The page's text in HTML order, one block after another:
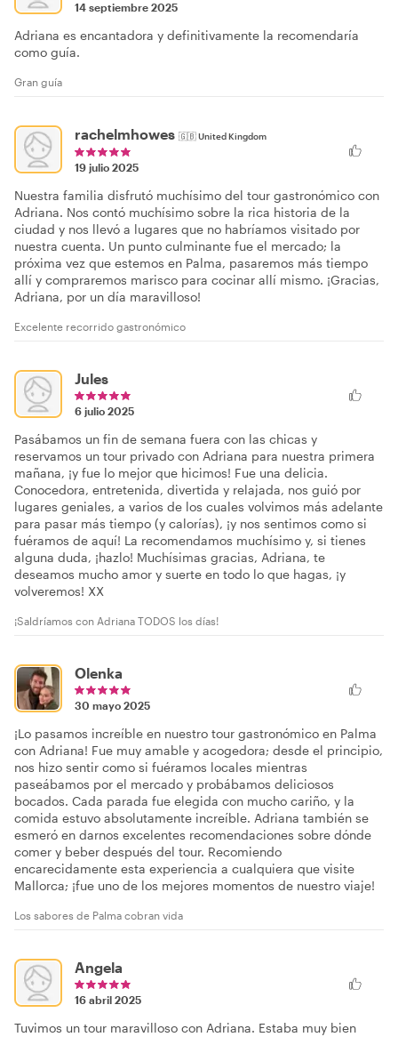
14 septiembre 2025
Adriana es encantadora y definitivamente la recomendaría
como guía.
Gran guía
rachelmhowes 🇬🇧United Kingdom
19 julio 2025
Nuestra familia disfrutó muchísimo del tour gastronómico con
Adriana. Nos contó muchísimo sobre la rica historia de la
ciudad y nos llevó a lugares que no habríamos visitado por
nuestra cuenta. Un punto culminante fue el mercado; la
próxima vez que estemos en Palma, pasaremos más tiempo
allí y compraremos marisco para cocinar allí mismo. ¡Gracias,
Adriana, por un día maravilloso!
Excelente recorrido gastronómico
Jules
6 julio 2025
Pasábamos un fin de semana fuera con las chicas y
reservamos un tour privado con Adriana para nuestra primera
mañana, ¡y fue lo mejor que hicimos! Fue una delicia.
Conocedora, entretenida, divertida y relajada, nos guió por
lugares geniales, a varios de los cuales volvimos más adelante
para pasar más tiempo (y calorías), ¡y nos sentimos como si
fuéramos de aquí! La recomendamos muchísimo y, si tienes
alguna duda, ¡hazlo! Muchísimas gracias, Adriana, te
deseamos mucho amor y suerte en todo lo que hagas, ¡y
volveremos! XX
¡Saldríamos con Adriana TODOS los días!
Olenka
30 mayo 2025
¡Lo pasamos increíble en nuestro tour gastronómico en Palma
con Adriana! Fue muy amable y acogedora; desde el principio,
nos hizo sentir como si fuéramos locales mientras
paseábamos por el mercado y probábamos deliciosos
bocados. Cada parada fue elegida con mucho cariño, y la
comida estuvo absolutamente increíble. Adriana también se
esmeró en darnos excelentes recomendaciones sobre dónde
comer y beber después del tour. Recomiendo
encarecidamente esta experiencia a cualquiera que visite
Mallorca; ¡fue uno de los mejores momentos de nuestro viaje!
Los sabores de Palma cobran vida
Angela
16 abril 2025
Tuvimos un tour maravilloso con Adriana. Estaba muy bien